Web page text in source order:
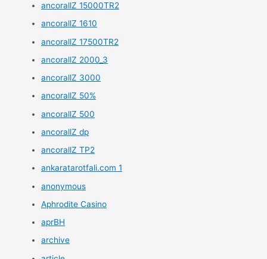
ancorallZ 15000TR2
ancorallZ 1610
ancorallZ 17500TR2
ancorallZ 2000_3
ancorallZ 3000
ancorallZ 50%
ancorallZ 500
ancorallZ dp
ancorallZ TP2
ankaratarotfali.com 1
anonymous
Aphrodite Casino
aprBH
archive